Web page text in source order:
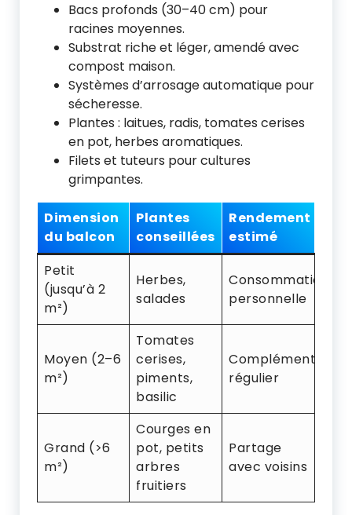
Bacs profonds (30–40 cm) pour
racines moyennes.
Substrat riche et léger, amendé avec
compost maison.
Systèmes d’arrosage automatique pour
sécheresse.
Plantes : laitues, radis, tomates cerises
en pot, herbes aromatiques.
Filets et tuteurs pour cultures
grimpantes.
Dimension
du balcon
Plantes
conseillées
Rendement
estimé
Petit
(jusqu’à 2
m²)
Herbes,
salades
Consommation
personnelle
Moyen (2–6
m²)
Tomates
cerises,
piments,
basilic
Complément
régulier
Grand (>6
m²)
Courges en
pot, petits
arbres
fruitiers
Partage
avec voisins